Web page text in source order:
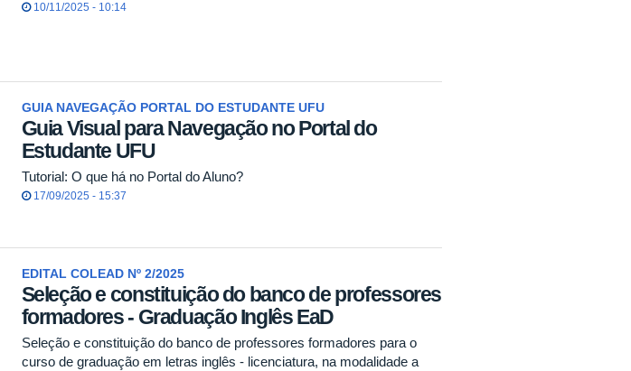
10/11/2025 - 10:14
GUIA NAVEGAÇÃO PORTAL DO ESTUDANTE UFU
Guia Visual para Navegação no Portal do
Estudante UFU
Tutorial: O que há no Portal do Aluno?
17/09/2025 - 15:37
EDITAL COLEAD Nº 2/2025
Seleção e constituição do banco de professores
formadores - Graduação Inglês EaD
Seleção e constituição do banco de professores formadores para o
curso de graduação em letras inglês - licenciatura, na modalidade a